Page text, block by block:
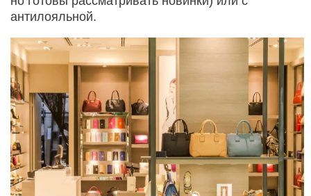
антилояльной.